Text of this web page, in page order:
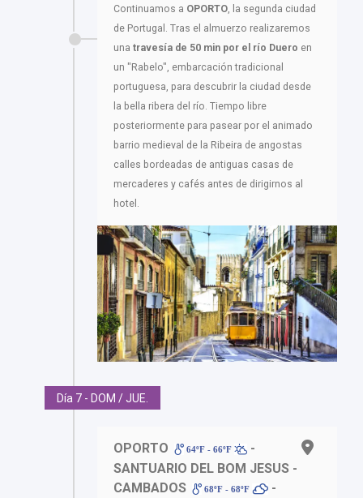
Continuamos a OPORTO, la segunda ciudad
de Portugal. Tras el almuerzo realizaremos
una travesía de 50 min por el río Duero en
un "Rabelo", embarcación tradicional
portuguesa, para descubrir la ciudad desde
la bella ribera del río. Tiempo libre
posteriormente para pasear por el animado
barrio medieval de la Ribeira de angostas
calles bordeadas de antiguas casas de
mercaderes y cafés antes de dirigirnos al
hotel.
Día 7 - DOM / JUE.
OPORTO 64ºF - 66ºF
-
SANTUARIO DEL BOM JESUS -
CAMBADOS
68ºF - 68ºF
-